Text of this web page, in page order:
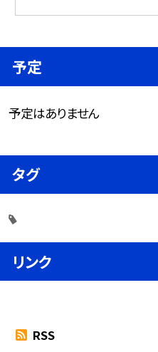
予定
予定はありません
タグ
リンク
RSS